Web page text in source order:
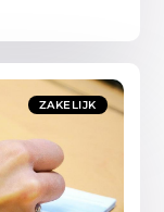
ZAKELIJK